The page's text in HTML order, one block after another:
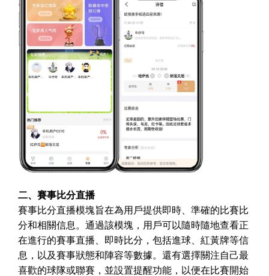
二、賽事比分直播
賽事比分直播模塊旨在為用戶提供即時、準確的比賽比
分和相關信息。通過該模塊，用戶可以隨時隨地查看正
在進行的賽事直播、即時比分，包括進球、紅黃牌等信
息，以及賽事狀態和陣容等數據。還有選擇關注自己最
喜歡的球隊或聯賽，並設置提醒功能，以便在比賽開始